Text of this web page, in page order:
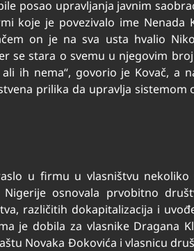
posao upravljanja javnim
koje je povezivalo ime Nenada
on je na sva usta hvalio
se stara o svemu u njegovim
ih nema“, govorio je Kovač, a
prilika da upravlja
u firmu u vlasništvu
osnovala prvobitno
različitih dokapitalizacija i
je dobila za vlasnike Dragana
Novaka Đokovića i vlasnicu